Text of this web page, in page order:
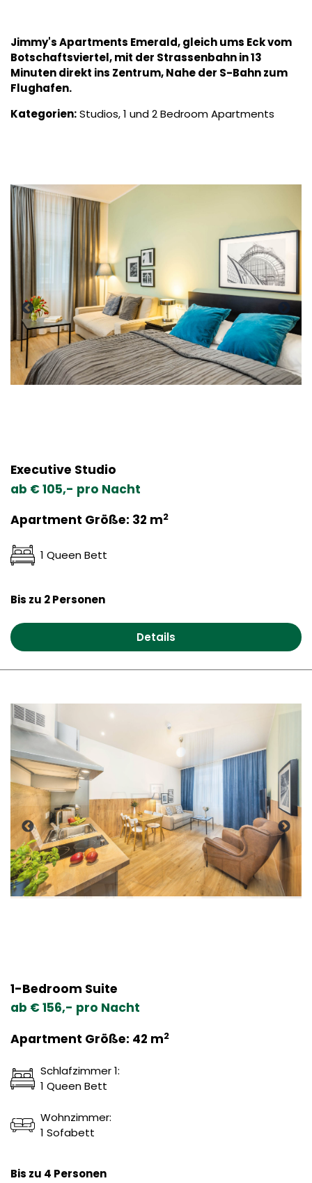
Jimmy's Apartments Emerald, gleich ums Eck vom
Botschaftsviertel, mit der Strassenbahn in 13
Minuten direkt ins Zentrum, Nahe der S-Bahn zum
Flughafen.
Kategorien:Studios, 1 und 2 Bedroom Apartments
Executive Studio
ab € 105,- pro Nacht
Apartment Größe: 32 m2
1 Queen Bett
Details
Bis zu 2 Personen
1-Bedroom Suite
ab € 156,- pro Nacht
Apartment Größe: 42 m2
Schlafzimmer 1:
1 Queen Bett
Wohnzimmer:
1 Sofabett
Bis zu 4 Personen